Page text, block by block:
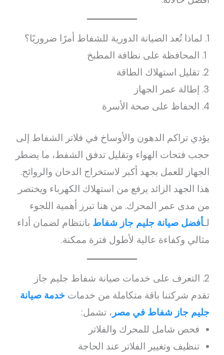
1. لماذا تُعد الصيانة الدورية للشفاط أمرًا ضروريًا؟
المحافظة على نظافة المطبخ
تقليل استهلاك الطاقة
إطالة عمر الجهاز
الحفاظ على صحة الأسرة
يؤدي تراكم الدهون والأوساخ في فلاتر الشفاط إلى
حجب فتحات الهواء وتقليل تدفق الشفط، ما يضطر
الجهاز للعمل بجهد أكبر لاستخراج الدخان والروائح.
هذا الجهد الزائد يرفع من استهلاك الكهرباء ويختصر
من مدى عمر المحرك. من هنا تبرز أهمية اللجوء
لـأفضل صيانة جليم جاز شفاط بانتظام لضمان أداء
مثالي وكفاءة عالية لأطول فترة ممكنة.
2. التعرف على خدمات صيانة شفاط جليم جاز
تقدم شركتنا باقة متكاملة من خدماتخدمة صيانة
جليم جاز شفاط في مصر ، تشمل:
فحص شامل للمحرك والفلاتر
تنظيف وتغيير الفلاتر عند الحاجة